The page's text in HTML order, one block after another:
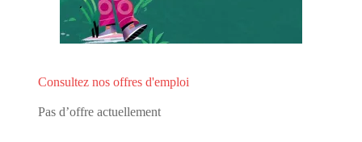
Consultez nos offres d'emploi
Pas d’offre actuellement